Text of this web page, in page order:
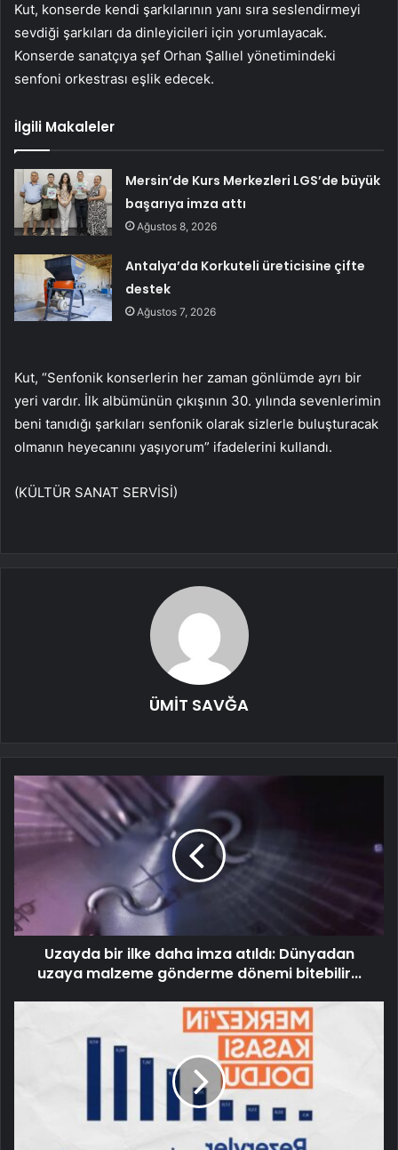
Kut, konserde kendi şarkılarının yanı sıra seslendirmeyi
sevdiği şarkıları da dinleyicileri için yorumlayacak.
Konserde sanatçıya şef Orhan Şallıel yönetimindeki
senfoni orkestrası eşlik edecek.
İlgili Makaleler
Mersin’de Kurs Merkezleri LGS’de büyük
başarıya imza attı
Ağustos 8, 2026
Antalya’da Korkuteli üreticisine çifte
destek
Ağustos 7, 2026
Kut, “Senfonik konserlerin her zaman gönlümde ayrı bir
yeri vardır. İlk albümünün çıkışının 30. yılında sevenlerimin
beni tanıdığı şarkıları senfonik olarak sizlerle buluşturacak
olmanın heyecanını yaşıyorum” ifadelerini kullandı.
(KÜLTÜR SANAT SERVİSİ)
ÜMİT SAVĞA
Uzayda bir ilke daha imza atıldı: Dünyadan
uzaya malzeme gönderme dönemi bitebilir...